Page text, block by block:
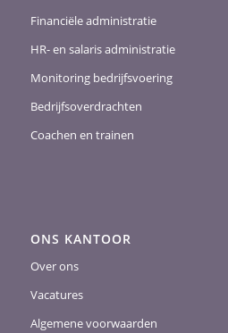
Financiële administratie
HR- en salaris administratie
Monitoring bedrijfsvoering
Bedrijfsoverdrachten
Coachen en trainen
ONS KANTOOR
Over ons
Vacatures
Algemene voorwaarden